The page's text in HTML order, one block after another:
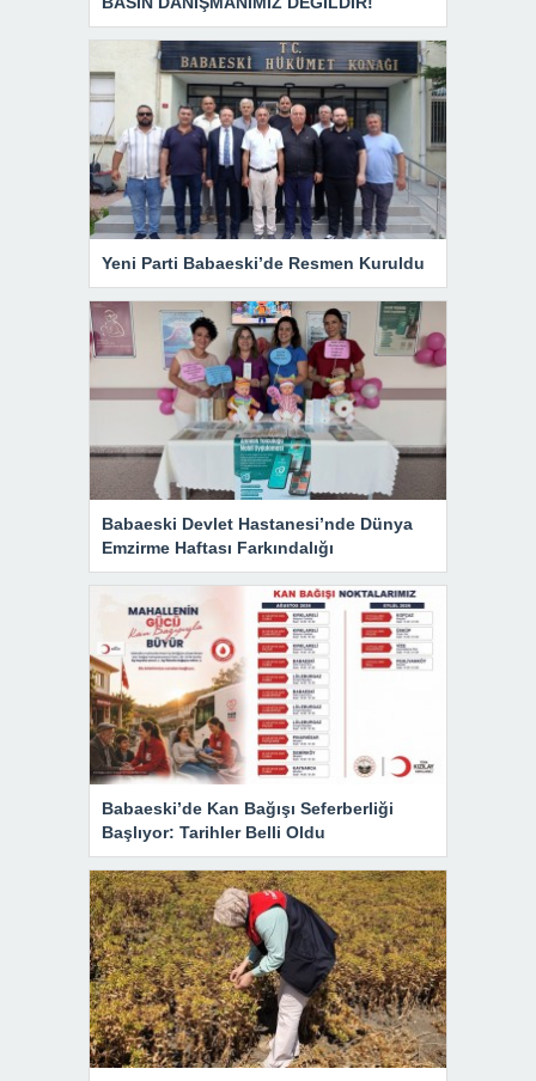
Yeni Parti Babaeski’de Resmen Kuruldu
Babaeski Devlet Hastanesi’nde Dünya
Emzirme Haftası Farkındalığı
Babaeski’de Kan Bağışı Seferberliği
Başlıyor: Tarihler Belli Oldu